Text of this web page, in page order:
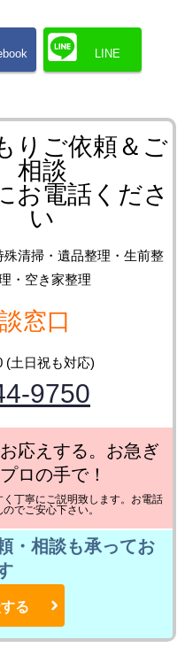
LINE
りご依頼＆ご
相談
お電話くださ
い
殊清掃・遺品整理・生前整
・空き家整理
窓口
(土日祝も対応)
9750
応えする。お急ぎ
ロの手で！
丁寧にご説明致します。お電話
でご安心下さい。
・相談も承ってお
する